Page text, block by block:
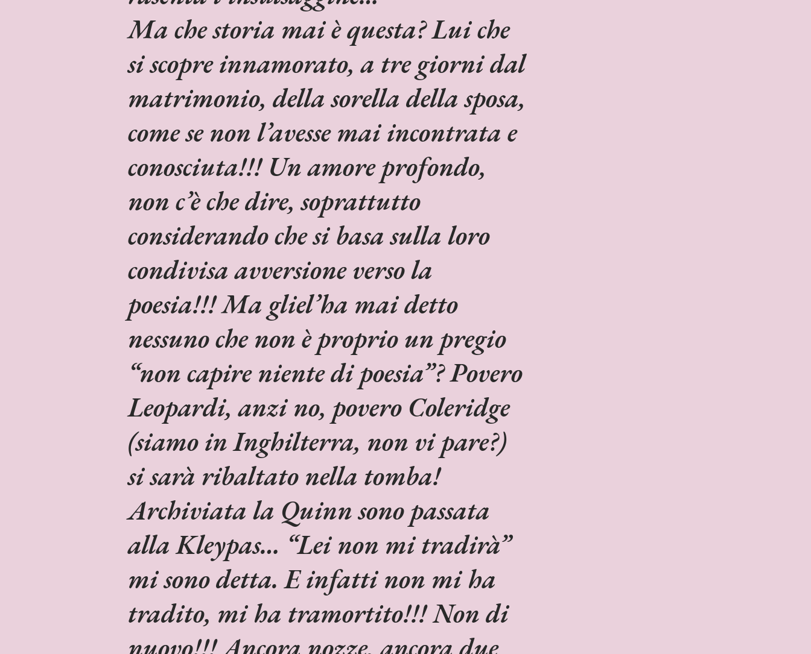
Ma che storia mai è questa? Lui che
si scopre innamorato, a tre giorni dal
matrimonio, della sorella della sposa,
come se non l’avesse mai incontrata e
conosciuta!!! Un amore profondo,
non c’è che dire, soprattutto
considerando che si basa sulla loro
condivisa avversione verso la
poesia!!! Ma gliel’ha mai detto
nessuno che non è proprio un pregio
“non capire niente di poesia”? Povero
Leopardi, anzi no, povero Coleridge
(siamo in Inghilterra, non vi pare?)
si sarà ribaltato nella tomba!
Archiviata la Quinn sono passata
alla Kleypas… “Lei non mi tradirà”
mi sono detta. E infatti non mi ha
tradito, mi ha tramortito!!! Non di
nuovo!!! Ancora nozze, ancora due